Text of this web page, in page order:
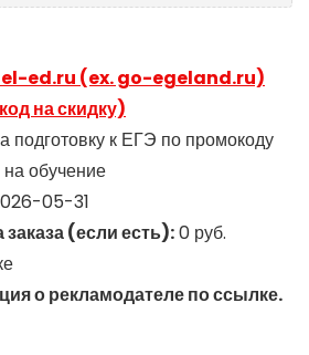
el-ed.ru (ex. go-egeland.ru)
на скидку)
подготовку к ЕГЭ по промокоду
обучение
05-31
(если есть):0 руб.
о рекламодателе по ссылке.